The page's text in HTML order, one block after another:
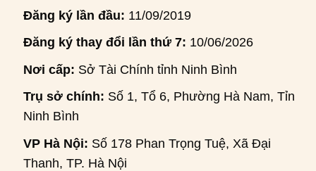
Đăng ký lần đầu: 11/09/2019
Đăng ký thay đổi lần thứ 7: 10/06/2026
Nơi cấp: Sở Tài Chính tỉnh Ninh Bình
Trụ sở chính: Số 1, Tổ 6, Phường Hà Nam, Tỉnh
Ninh Bình
VP Hà Nội: Số 178 Phan Trọng Tuệ, Xã Đại
Thanh, TP. Hà Nội